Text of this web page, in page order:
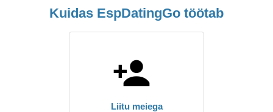
Kuidas EspDatingGo töötab
Liitu meiega